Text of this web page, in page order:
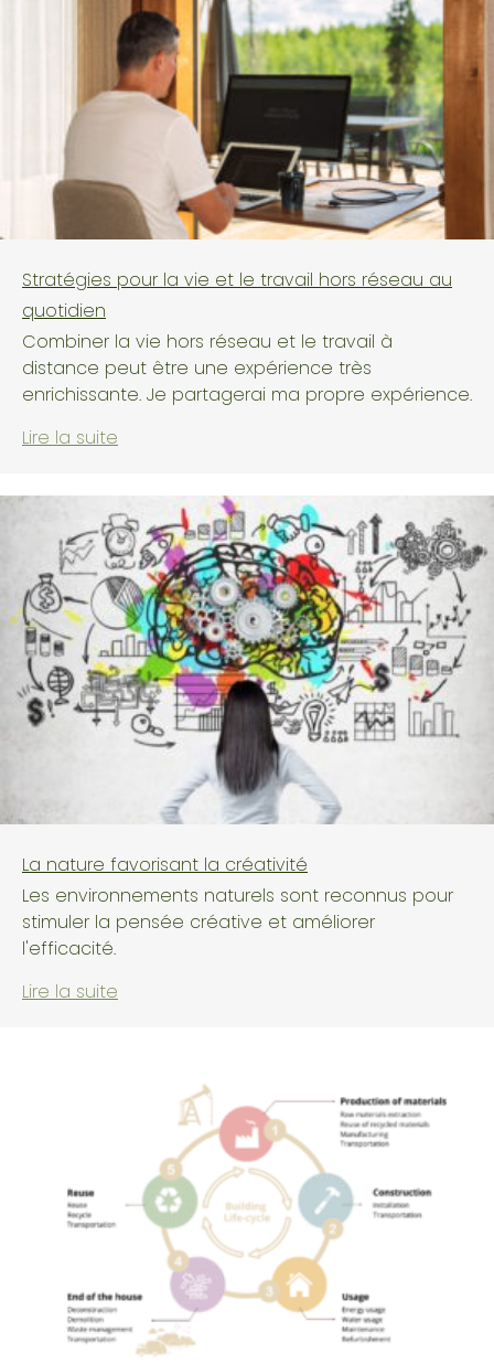
Stratégies pour la vie et le travail hors réseau au
quotidien
Combiner la vie hors réseau et le travail à
distance peut être une expérience très
enrichissante. Je partagerai ma propre expérience.
Lire la suite
La nature favorisant la créativité
Les environnements naturels sont reconnus pour
stimuler la pensée créative et améliorer
l'efficacité.
Lire la suite